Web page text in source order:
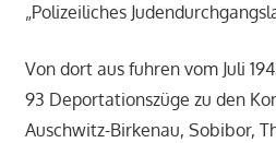
„Polizeiliches
Von dort aus fuhren vom Juli
93 Deportationszüge zu den
Auschwitz-Birkenau, Sobibor,